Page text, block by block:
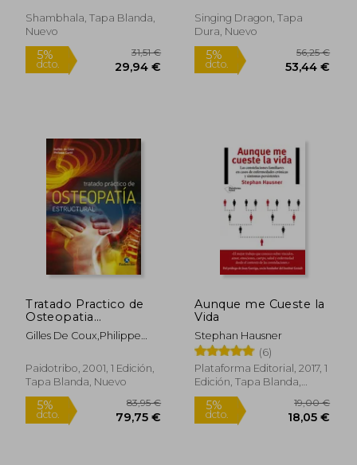
Inglés)
Shambhala, Tapa Blanda,
Nuevo
5%
dcto. 29,94 €
Peggy
Singing Dragon, Tapa
Dura, Nuevo
5%
Tratado Practico de
Osteopatia
Estructural
Gilles De Coux,Philippe
Paidotribo, 2001, 1 Edición,
Tapa Blanda, Nuevo
Aunque me Cueste la
Vida
Stephan Hausner
(6)
Plataforma Editorial, 2017, 1
Edición, Tapa Blanda,
Nuevo